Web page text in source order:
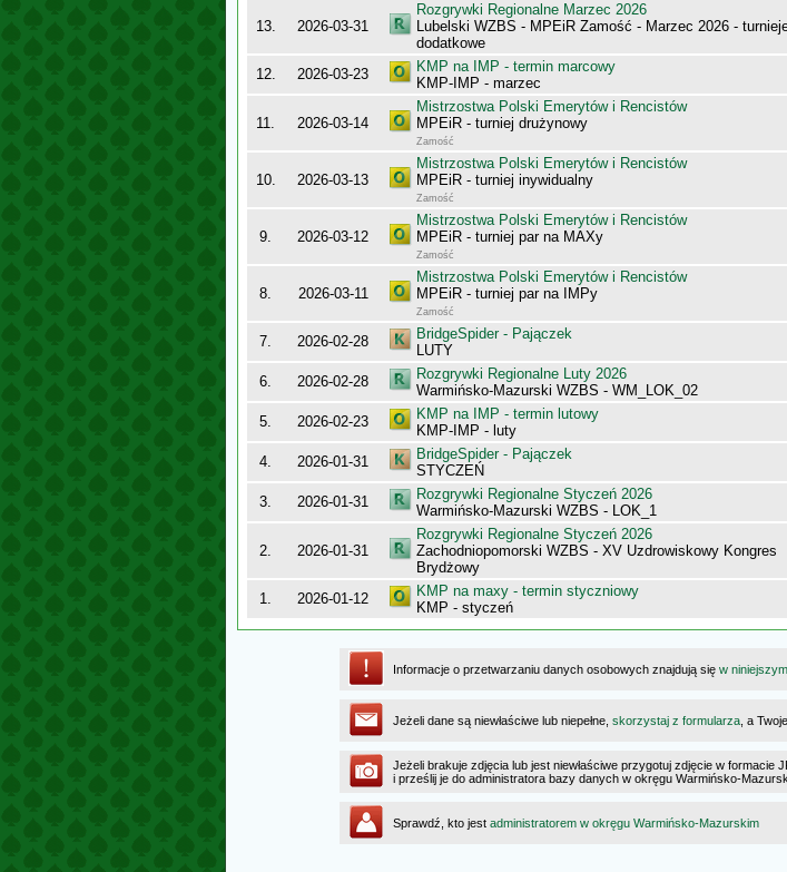
13. 2026-03-31
Rozgrywki Regionalne Marzec 2026
Lubelski WZBS - MPEiR Zamość - Marzec 2026 -
dodatkowe
12. 2026-03-23
KMP na IMP - termin marcowy
KMP-IMP - marzec
11. 2026-03-14
Mistrzostwa Polski Emerytów i Rencistów
MPEiR - turniej drużynowy
Zamość
10. 2026-03-13
Mistrzostwa Polski Emerytów i Rencistów
MPEiR - turniej inywidualny
Zamość
9. 2026-03-12
Mistrzostwa Polski Emerytów i Rencistów
MPEiR - turniej par na MAXy
Zamość
8. 2026-03-11
Mistrzostwa Polski Emerytów i Rencistów
MPEiR - turniej par na IMPy
Zamość
7. 2026-02-28
BridgeSpider - Pajączek
LUTY
6. 2026-02-28
Rozgrywki Regionalne Luty 2026
Warmińsko-Mazurski WZBS - WM_LOK_02
5. 2026-02-23
KMP na IMP - termin lutowy
KMP-IMP - luty
4. 2026-01-31
BridgeSpider - Pajączek
STYCZEŃ
3. 2026-01-31
Rozgrywki Regionalne Styczeń 2026
Warmińsko-Mazurski WZBS - LOK_1
2. 2026-01-31
Rozgrywki Regionalne Styczeń 2026
Zachodniopomorski WZBS - XV Uzdrowiskowy Kongres
Brydżowy
1. 2026-01-12
KMP na maxy - termin styczniowy
KMP - styczeń
Informacje o przetwarzaniu danych osobowych znajdują się w
Jeżeli dane są niewłaściwe lub niepełne, skorzystaj z formularza , a
Jeżeli brakuje zdjęcia lub jest niewłaściwe przygotuj zdjęcie w formacie
i prześlij je do administratora bazy danych w okręgu Warmińsko-
Sprawdź, kto jest administratorem w okręgu Warmińsko-Mazurskim